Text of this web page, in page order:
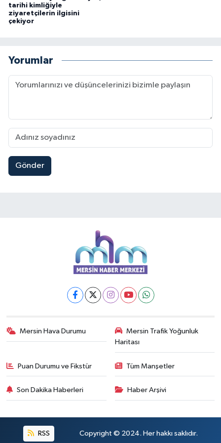
tarihi kimliğiyle
ziyaretçilerin ilgisini
çekiyor
Yorumlar
Gönder
Mersin Hava Durumu
Mersin Trafik Yoğunluk
Haritası
Puan Durumu ve Fikstür Tüm Manşetler
Son Dakika Haberleri Haber Arşivi
RSS Copyright © 2024. Her hakkı saklıdır.